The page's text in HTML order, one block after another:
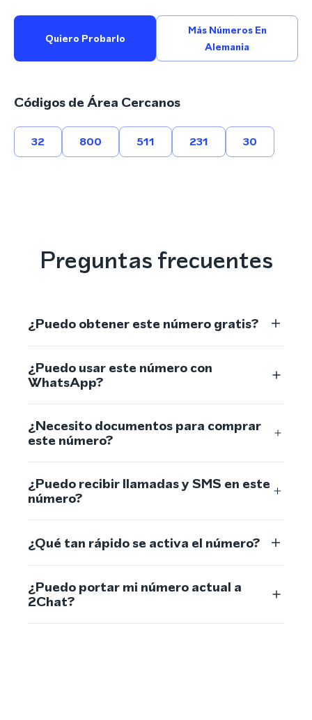
Quiero Probarlo
Más Números En
Alemania
Códigos de Área Cercanos
32 800 511 231 30
Preguntas frecuentes
¿Puedo obtener este número gratis?
¿Puedo usar este número con
WhatsApp?
¿Necesito documentos para comprar
este número?
¿Puedo recibir llamadas y SMS en este
número?
¿Qué tan rápido se activa el número?
¿Puedo portar mi número actual a
2Chat?